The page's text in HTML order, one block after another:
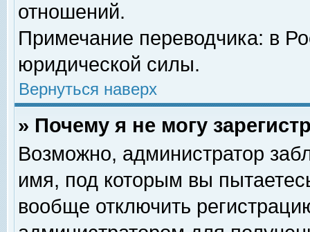
отношений.
Примечание переводчика: в
юридической силы.
Вернуться наверх
» Почему я не могу
Возможно, администратор
имя, под которым вы
вообще отключить